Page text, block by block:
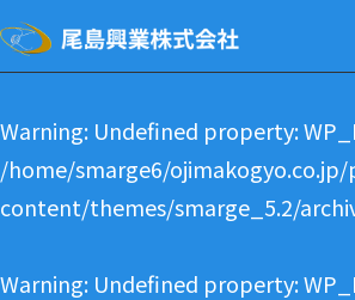
Warning: Undefined property:
/home/smarge6/
content/themes/smarge_5.2/
Warning: Undefined property: